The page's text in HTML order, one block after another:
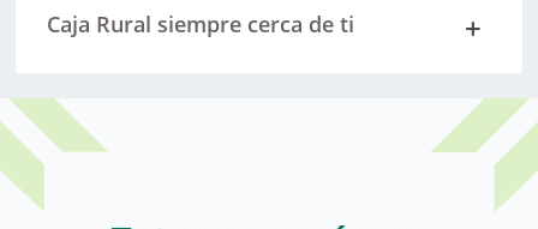
Caja Rural siempre cerca de ti